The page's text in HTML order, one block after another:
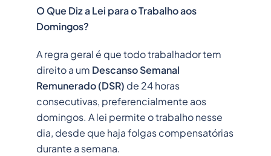
O Que Diz a Lei para o Trabalho aos
Domingos?
A regra geral é que todo trabalhador tem
direito a um Descanso Semanal
Remunerado (DSR) de 24 horas
consecutivas, preferencialmente aos
domingos. A lei permite o trabalho nesse
dia, desde que haja folgas compensatórias
durante a semana.